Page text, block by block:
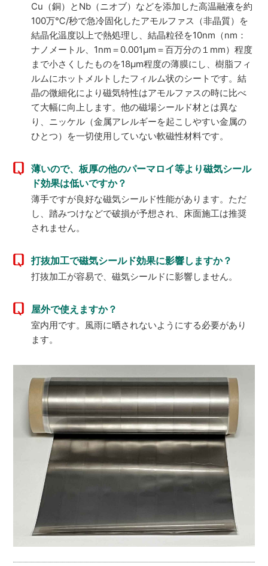
Cu（銅）とNb（ニオブ）などを添加した高温融液を約
100万℃/秒で急冷固化したアモルファス（非晶質）を
結晶化温度以上で熱処理し、結晶粒径を10nm（nm：
ナノメートル、1nm＝0.001μm＝百万分の１mm）程度
まで小さくしたものを18μm程度の薄膜にし、樹脂フィ
ルムにホットメルトしたフィルム状のシートです。結
晶の微細化により磁気特性はアモルファスの時に比べ
て大幅に向上します。他の磁場シールド材とは異な
り、ニッケル（金属アレルギーを起こしやすい金属の
ひとつ）を一切使用していない軟磁性材料です。
薄いので、板厚の他のパーマロイ等より磁気シール
ド効果は低いですか？
薄手ですが良好な磁気シールド性能があります。ただ
し、踏みつけなどで破損が予想され、床面施工は推奨
されません。
打抜加工で磁気シールド効果に影響しますか？
打抜加工が容易で、磁気シールドに影響しません。
屋外で使えますか？
室内用です。風雨に晒されないようにする必要があり
ます。